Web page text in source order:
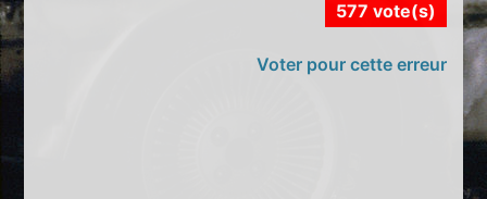
577 vote(s)
Voter pour cette erreur